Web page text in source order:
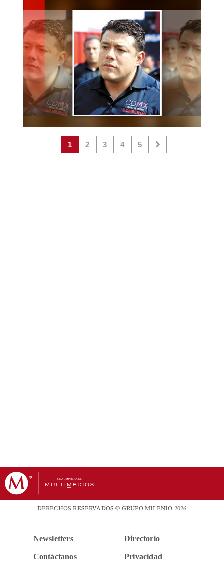
1 2 3 4 5
DERECHOS RESERVADOS © GRUPO MILENIO 2026
Newsletters
Contáctanos
Directorio
Privacidad